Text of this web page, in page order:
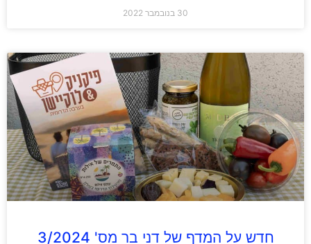
30 בנובמבר 2022
חדש על המדף של דני בר מס' 3/2024